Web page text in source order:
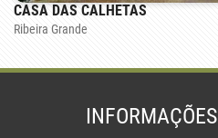
CASA DAS CALHETAS
Ribeira Grande
INFORMAÇÕES